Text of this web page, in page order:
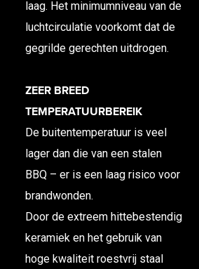
laag. Het minimumniveau van de
luchtcirculatie voorkomt dat de
gegrilde gerechten uitdrogen.
ZEER BREED
TEMPERATUURBEREIK
De buitentemperatuur is veel
lager dan die van een stalen
BBQ – er is een laag risico voor
brandwonden.
Door de extreem hittebestendig
keramiek en het gebruik van
hoge kwaliteit roestvrij staal